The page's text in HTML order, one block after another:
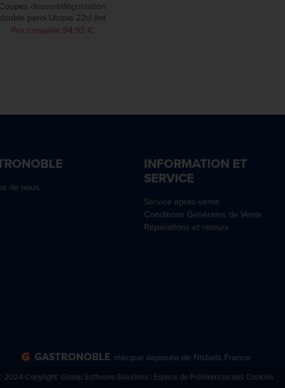
Coupes dessert/dégustation
double paroi Utopia 22cl (lot
de 6)
Prix conseillé 94,95 €
de nous
INFORMATION ET
SERVICE
Service après-vente
Conditions Générales de Vente
Réparations et retours
marque déposée de Nisbets France
2024 Copyright: Global Software Solutions Espace de Préférences des Cookies